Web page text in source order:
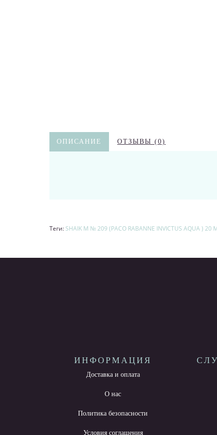
ОПИСАНИЕ ОТЗЫВЫ (0)
Теги: SHAIK M № 209 (PACO RABANNE INVICTUS AQUA ) 20
ИНФОРМАЦИЯ
Доставка и оплата
О нас
Политика безопасности
Условия соглашения